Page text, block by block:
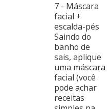
7 - Máscara
facial +
escalda-pés
Saindo do
banho de
sais, aplique
uma máscara
facial (você
pode achar
receitas